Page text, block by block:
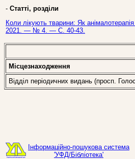
- Статті, розділи
Коли лікують тварини: Як
2021. — № 4. — С. 40-43.
Місцезнаходження
Відділ періодичних видань (просп.
Інформаційно-пошукова система
'УФД/Бібліотека'